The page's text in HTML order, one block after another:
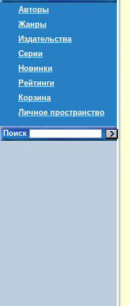
Авторы
Жанры
Издательства
Серии
Новинки
Рейтинги
Корзина
Личное пространство
Поиск